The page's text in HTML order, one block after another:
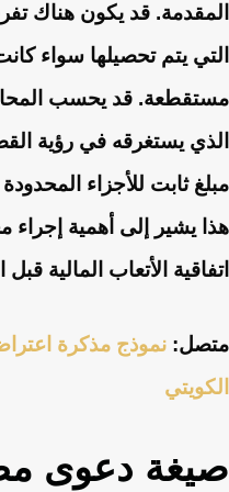
المقدمة. قد يكون هناك
التي يتم تحصيلها سواء
مستقطعة. قد يحسب
الذي يستغرقه في رؤية
مبلغ ثابت للأجزاء
هذا يشير إلى أهمية
اتفاقية الأتعاب المالية
متصل: نموذج مذكرة
الكويتي
صيغة دعوى